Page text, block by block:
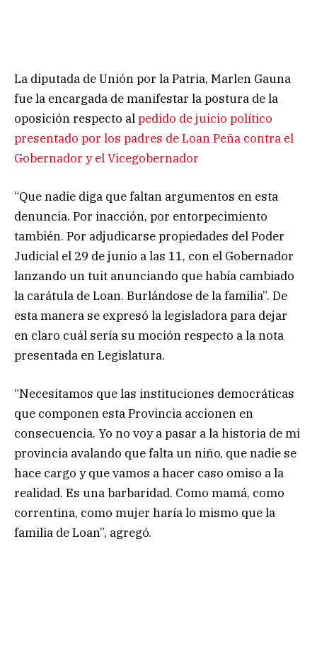
La diputada de Unión por la Patria, Marlen Gauna
fue la encargada de manifestar la postura de la
oposición respecto alpedido de juicio político
presentado por los padres de Loan Peña contra el
Gobernador y el Vicegobernador
“Que nadie diga que faltan argumentos en esta
denuncia. Por inacción, por entorpecimiento
también. Por adjudicarse propiedades del Poder
Judicial el 29 de junio a las 11, con el Gobernador
lanzando un tuit anunciando que había cambiado
la carátula de Loan. Burlándose de la familia”. De
esta manera se expresó la legisladora para dejar
en claro cuál sería su moción respecto a la nota
presentada en Legislatura.
“Necesitamos que las instituciones democráticas
que componen esta Provincia accionen en
consecuencia. Yo no voy a pasar a la historia de mi
provincia avalando que falta un niño, que nadie se
hace cargo y que vamos a hacer caso omiso a la
realidad. Es una barbaridad. Como mamá, como
correntina, como mujer haría lo mismo que la
familia de Loan”, agregó.